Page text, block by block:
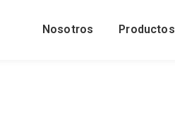
Nosotros Productos